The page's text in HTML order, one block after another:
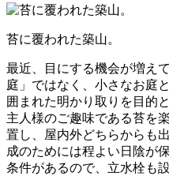
苔に覆われた築山。
最近、目にする機会が増え
庭」ではなく、小さなお庭
囲まれた明かり取りを目的
主人様のご趣味である苔を
置し、屋内外どちらからも
成のためには程よい日陰が
条件があるので、立水栓も